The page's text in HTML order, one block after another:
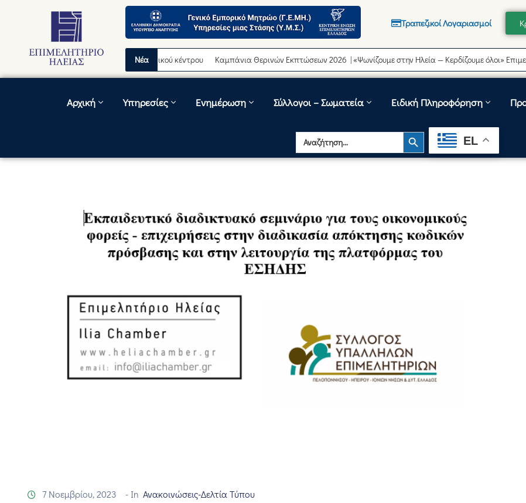
Τραπεζικοί Λογαριασμοί
Νέα
διακοπή λειτουργίας τηλεφωνικού κέντρου Καμπάνια Θερινών Εκπτώσεων 2026 | «Ψωνίζουμε στην Ηλεία — Κερδίζουμε όλοι»
Αρχική Υπηρεσίες Ενημέρωση Σύλλογοι – Σωματεία Ειδική Πληροφόρηση
Search
for:
Search Button
EL
7 Νοεμβρίου, 2023 - In Ανακοινώσεις-Δελτία Τύπου